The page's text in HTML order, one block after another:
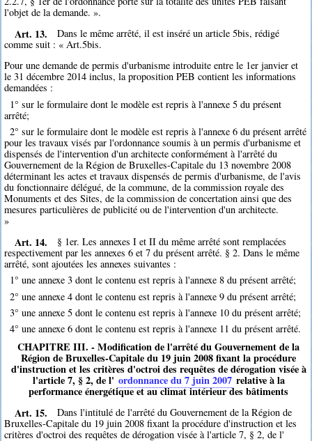
l'objet de la demande. ».
Art. 13.
Dans le même arrêté, il est inséré un article 5bis, rédigé
comme suit : « Art.5bis.
Pour une demande de permis d'urbanisme introduite entre le 1er janvier et
le 31 décembre 2014 inclus, la proposition PEB contient les informations
demandées :
1° sur le formulaire dont le modèle est repris à l'annexe 5 du présent
arrêté;
2° sur le formulaire dont le modèle est repris à l'annexe 6 du présent arrêté
pour les travaux visés par l'ordonnance soumis à un permis d'urbanisme et
dispensés de l'intervention d'un architecte conformément à l'arrêté du
Gouvernement de la Région de Bruxelles-Capitale du 13 novembre 2008
déterminant les actes et travaux dispensés de permis d'urbanisme, de l'avis
du fonctionnaire délégué, de la commune, de la commission royale des
Monuments et des Sites, de la commission de concertation ainsi que des
mesures particulières de publicité ou de l'intervention d'un architecte.
»
Art. 14.
§ 1er. Les annexes I et II du même arrêté sont remplacées
respectivement par les annexes 6 et 7 du présent arrêté. § 2. Dans le même
arrêté, sont ajoutées les annexes suivantes :
1° une annexe 3 dont le contenu est repris à l'annexe 8 du présent arrêté;
2° une annexe 4 dont le contenu est repris à l'annexe 9 du présent arrêté;
3° une annexe 5 dont le contenu est repris à l'annexe 10 du présent arrêté;
4° une annexe 6 dont le contenu est repris à l'annexe 11 du présent arrêté.
CHAPITRE III. - Modification de l'arrêté du Gouvernement de la
Région de Bruxelles-Capitale du 19 juin 2008 fixant la procédure
d'instruction et les critères d'octroi des requêtes de dérogation visée à
l'article 7, § 2, de l' ordonnance du 7 juin 2007 relative à la
performance énergétique et au climat intérieur des bâtiments
Art. 15.
Dans l'intitulé de l'arrêté du Gouvernement de la Région de
Bruxelles-Capitale du 19 juin 2008 fixant la procédure d'instruction et les
critères d'octroi des requêtes de dérogation visée à l'article 7, § 2, de l'